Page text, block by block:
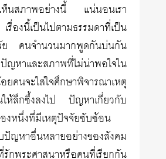
เห็นสภาพอย่างนี้ แน่นอนเรา
องนี้เป็นไปตามธรรมดาที่เป็น
ย คนจำนวนมากพูดกันบ่นกัน
และสภาพที่ไม่น่าพอใจใน
นจะใส่ใจศึกษาพิจารณาเหตุ
ห้ลึกซึ้งลงไป ปัญหาเกี่ยวกับ
งหนึ่งที่มีเหตุปัจจัยซับซ้อน
หาอื่นหลายอย่างของสังคม
กพระศาสนาหรือคนที่เรียกกัน